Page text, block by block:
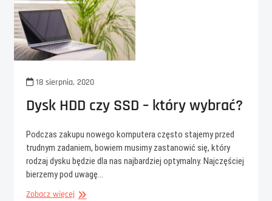
18 sierpnia, 2020
Dysk HDD czy SSD – który wybrać?
Podczas zakupu nowego komputera często stajemy przed
trudnym zadaniem, bowiem musimy zastanowić się, który
rodzaj dysku będzie dla nas najbardziej optymalny. Najczęściej
bierzemy pod uwagę…
Zobacz więcej Dysk